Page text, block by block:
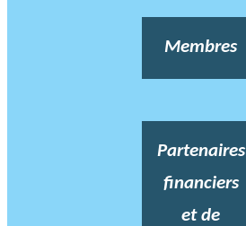
Membres
Partenaires
financiers
et de